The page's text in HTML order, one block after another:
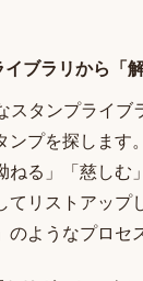
ブラリから「
スタンプライブ
ンプを探しま
ねる」「慈し
てリストアップ
のようなプロセ